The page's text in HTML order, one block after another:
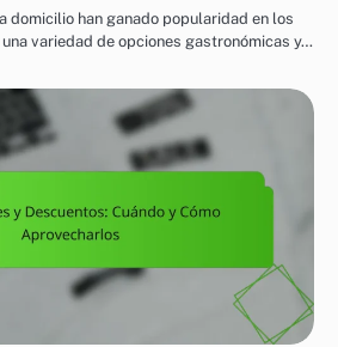
domicilio han ganado popularidad en los
variedad de opciones gastronómicas y…